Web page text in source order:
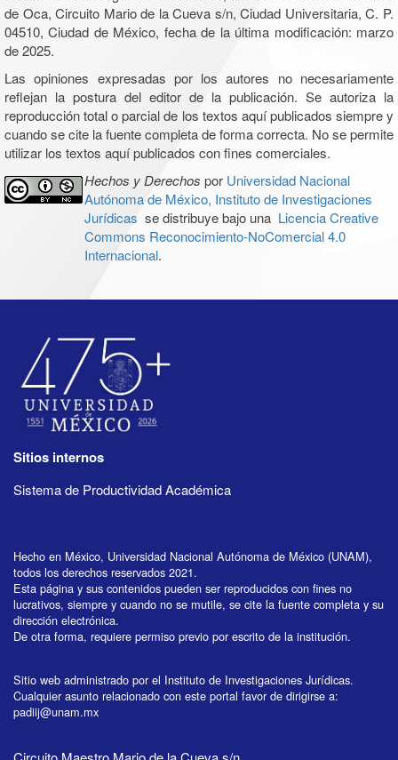
de Oca, Circuito Mario de la Cueva s/n, Ciudad Universitaria, C. P.
04510, Ciudad de México, fecha de la última modificación: marzo
de 2025.
Las opiniones expresadas por los autores no necesariamente
reflejan la postura del editor de la publicación. Se autoriza la
reproducción total o parcial de los textos aquí publicados siempre y
cuando se cite la fuente completa de forma correcta. No se permite
utilizar los textos aquí publicados con fines comerciales.
Hechos y Derechos por Universidad Nacional
Autónoma de México, Instituto de Investigaciones
Jurídicas se distribuye bajo una Licencia Creative
Commons Reconocimiento-NoComercial 4.0
Internacional.
Sitios internos
Sistema de Productividad Académica
Hecho en México, Universidad Nacional Autónoma de México (UNAM),
todos los derechos reservados 2021.
Esta página y sus contenidos pueden ser reproducidos con fines no
lucrativos, siempre y cuando no se mutile, se cite la fuente completa y su
dirección electrónica.
De otra forma, requiere permiso previo por escrito de la institución.
Sitio web administrado por el Instituto de Investigaciones Jurídicas.
Cualquier asunto relacionado con este portal favor de dirigirse a:
padiij@unam.mx